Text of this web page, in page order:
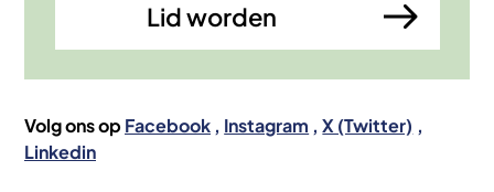
Lid worden
Volg ons op Facebook Instagram
X (Twitter)
Linkedin